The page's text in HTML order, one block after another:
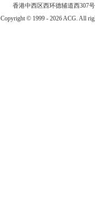
香港中西区西环德辅道西307
Copyright © 1999 - 2026 ACG. All